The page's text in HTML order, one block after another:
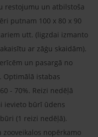
restojumu un atbilstoša
putnam 100 x 80 x 90
utt. (ligzdai izmanto
ar zāģu skaidām).
un pasargā no
Optimālā istabas
- 70%. Reizi nedēļā
ievieto būrī ūdens
(1 reizi nedēļā).
nopērkamo